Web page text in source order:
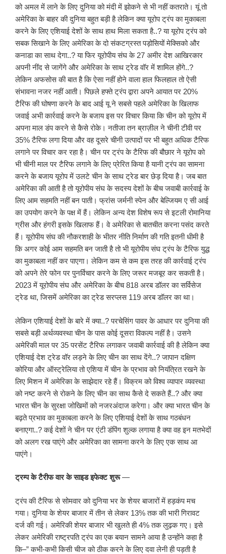
को अमल में लाने के लिए दुनिया को मंदी में झाेकने से भी नहीं कतराते। यूं तो
अमेरिका के बाहर की दुनिया बहुत बड़ी है लेकिन क्या यूरोप ट्रंप का मुकाबला
करने के लिए एशियाई देशों के साथ हाथ मिला सकता है..? या यूरोप ट्रंप को
सबक सिखाने के लिए अमेरिका के दो संकटग्रस्त पड़ोसियों मेक्सिको और
कनाडा का साथ देगा..? या फिर यूरोपीय संघ के 27 अमीर देश आखिरकार
अपनी नींद से जागेंगे और अमेरिका के साथ ट्रेड वॉर में शामिल होंगे..?
लेकिन अफसोस की बात है कि ऐसा नहीं होने वाला हाल फिलहाल तो ऐसी
संभावना नजर नहीं आती। पिछले हफ्ते ट्रंप द्वारा अपने आयात पर 20%
टैरिफ की घोषणा करने के बाद आई यू ने सबसे पहले अमेरिका के खिलाफ
जवाई अभी कार्रवाई करने के बजाय इस पर विचार किया कि चीन को यूरोप में
अपना माल डंप करने से कैसे रोके। नतीजा तन ब्राज़ील ने चीनी टीवी पर
35% टैरिफ लगा दिया और वह दूसरे चीनी उत्पादों पर भी बहुत अधिक टैरिफ
लगाने पर विचार कर रहा है। चीन पर ट्रंप के टैरिफ की बौछार ने यूरोप को
भी चीनी माल पर टैरिफ लगाने के लिए प्रेरित किया है यानी ट्रंप का सामना
करने के बजाय यूरोप में उलटे चीन के साथ ट्रेड बार छेड़ दिया है। जब बात
अमेरिका की आती है तो यूरोपीय संघ के सदस्य देशों के बीच जवाबी कार्रवाई के
लिए आम सहमति नहीं बन पाती। फ्रांस जर्मनी स्पेन और बेल्जियम ए सी आई
का उपयोग करने के पक्ष में हैं। लेकिन अन्य देश विशेष रूप से इटली रोमानिया
ग्रीस और हंगरी इसके खिलाफ हैं। वे अमेरिका से बातचीत करना पसंद करते
हैं। यूरोपीय संघ की नौकरशाही के भीतर नीति निर्माण की गति इतनी धीमी है
कि अगर कोई आम सहमति बन जाती है तो भी यूरोपीय संघ ट्रंप के टैरिफ युद्ध
का मुकाबला नहीं कर पाएगा। लेकिन कम से कम इस तरह की कार्रवाई ट्रंप
को अपने तेरे फोन पर पुनर्विचार करने के लिए जरूर मजबूर कर सकती है।
2023 में यूरोपीय संघ और अमेरिका के बीच 818 अरब डॉलर का सर्विसेज
ट्रेड था, जिसमें अमेरिका का ट्रेड सरप्लस 119 अरब डॉलर का था।
लेकिन एशियाई देशों के बारे में क्या..? परचेसिंग पावर के आधार पर दुनिया की
सबसे बड़ी अर्थव्यवस्था चीन के पास कोई दूसरा विकल्प नहीं है। उसने
अमेरिकी माल पर 35 परसेंट टैरिफ लगाकर जवाबी कार्रवाई की है लेकिन क्या
एशियाई देश ट्रेड वॉर लड़ने के लिए चीन का साथ देंगे..? जापान दक्षिण
कोरिया और ऑस्ट्रेलिया तो एशिया में चीन के प्रभाव को नियंत्रित रखने के
लिए मिशन में अमेरिका के साझेदार रहे हैं। विक्रम को विश्व व्यापार व्यवस्था
को नष्ट करने से रोकने के लिए चीन का साथ कैसे दे सकते हैं..? और क्या
भारत चीन के सुरक्षा जोखिमों को नजरअंदाज करेगा। और क्या भारत चीन के
बढ़ते प्रभाव का मुकाबला करने के लिए एशियाई देशों के साथ गठबंधन
बनाएगा..? कई देशों ने चीन पर एंटी डंपिंग शुल्क लगाया है क्या वह इन मतभेदों
को अलग रख पाएंगे और अमेरिका का सामना करने के लिए एक साथ आ
पाएंगे।
ट्रम्प के टैरीफ वार के साइड इफेक्ट शुरू—
ट्रंप की टैरिफ से सोमवार को दुनिया भर के शेयर बाजारों में हड़कंप मच
गया। दुनिया के शेयर बाजार में तीन से लेकर 13% तक की भारी गिरावट
दर्ज की गई। अमेरिकी शेयर बाजार भी खुलते ही 4% तक लुढ़क गए। इसे
लेकर अमेरिकी राष्ट्रपति ट्रंप का एक बयान सामने आया है उन्होंने कहा है
कि–” कभी-कभी किसी चीज को ठीक करने के लिए दवा लेनी ही पड़ती है